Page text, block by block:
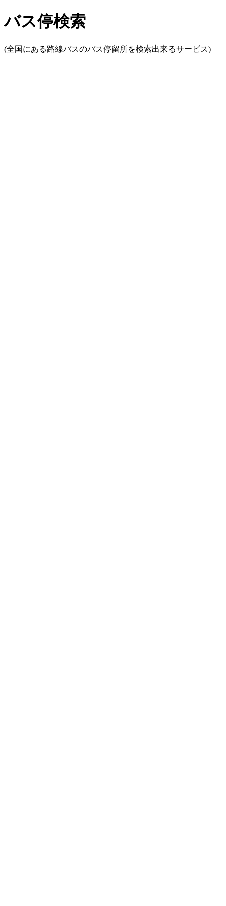
バス停検索
(全国にある路線バスのバス停留所を検索出来るサービス)